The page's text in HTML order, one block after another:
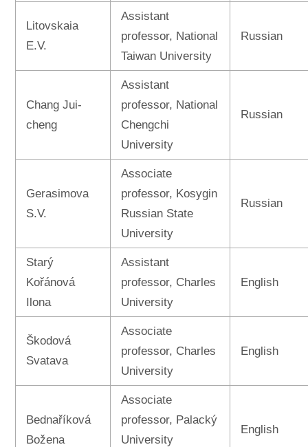
Litovskaia
E.V.
Assistant
professor, National
Taiwan University
Russian
Chang Jui-
cheng
Assistant
professor, National
Chengchi
University
Russian
Gerasimova
S.V.
Associate
professor, Kosygin
Russian State
University
Russian
Starý
Kořánová
Ilona
Assistant
professor, Charles
University
English
Škodová
Svatava
Associate
professor, Charles
University
English
Bednaříková
Božena
Associate
professor, Palacký
University
English